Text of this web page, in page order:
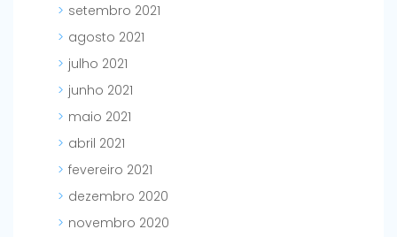
setembro 2021
agosto 2021
julho 2021
junho 2021
maio 2021
abril 2021
fevereiro 2021
dezembro 2020
novembro 2020